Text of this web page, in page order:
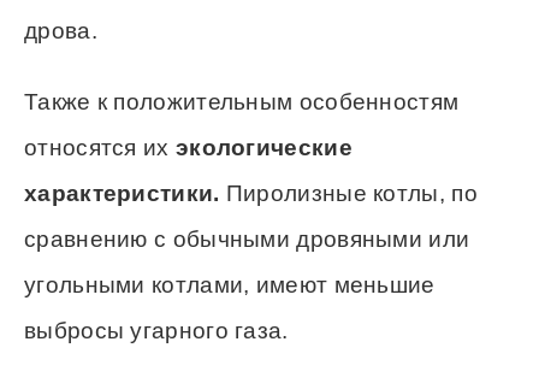
дрова.
Также к положительным особенностям
относятся их экологические
характеристики. Пиролизные котлы, по
сравнению с обычными дровяными или
угольными котлами, имеют меньшие
выбросы угарного газа.